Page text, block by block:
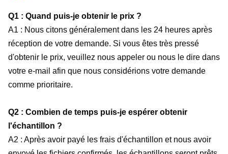
Q1 : Quand puis-je obtenir le prix ?
A1 : Nous citons généralement dans les 24 heures après
réception de votre demande. Si vous êtes très pressé
d'obtenir le prix, veuillez nous appeler ou nous le dire dans
votre e-mail afin que nous considérions votre demande
comme prioritaire.
Q2 : Combien de temps puis-je espérer obtenir
l'échantillon ?
A2 : Après avoir payé les frais d'échantillon et nous avoir